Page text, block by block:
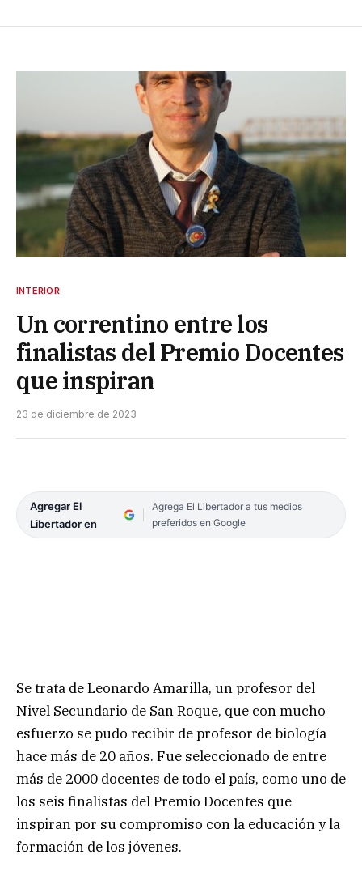
INTERIOR
Un correntino entre los
finalistas del Premio Docentes
que inspiran
23 de diciembre de 2023
Agregar El
Libertador en
Agrega El Libertador a tus medios
preferidos en Google
Se trata de Leonardo Amarilla, un profesor del
Nivel Secundario de San Roque, que con mucho
esfuerzo se pudo recibir de profesor de biología
hace más de 20 años. Fue seleccionado de entre
más de 2000 docentes de todo el país, como uno de
los seis finalistas del Premio Docentes que
inspiran por su compromiso con la educación y la
formación de los jóvenes.